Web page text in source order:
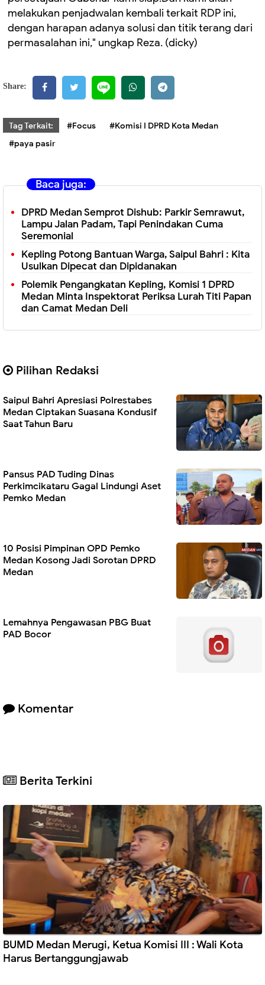
melakukan penjadwalan kembali terkait RDP ini,
dengan harapan adanya solusi dan titik terang dari
permasalahan ini," ungkap Reza. (dicky)
Share:
Tag Terkait: #Focus
#Komisi I DPRD Kota Medan
#paya pasir
Baca juga:
DPRD Medan Semprot Dishub: Parkir Semrawut,
Lampu Jalan Padam, Tapi Penindakan Cuma
Seremonial
Kepling Potong Bantuan Warga, Saipul Bahri : Kita
Usulkan Dipecat dan Dipidanakan
Polemik Pengangkatan Kepling, Komisi 1 DPRD
Medan Minta Inspektorat Periksa Lurah Titi Papan
dan Camat Medan Deli
Pilihan Redaksi
Saipul Bahri Apresiasi Polrestabes
Medan Ciptakan Suasana Kondusif
Saat Tahun Baru
Pansus PAD Tuding Dinas
Perkimcikataru Gagal Lindungi Aset
Pemko Medan
10 Posisi Pimpinan OPD Pemko
Medan Kosong Jadi Sorotan DPRD
Medan
Lemahnya Pengawasan PBG Buat
PAD Bocor
Komentar
Berita Terkini
BUMD Medan Merugi, Ketua Komisi III : Wali Kota
Harus Bertanggungjawab